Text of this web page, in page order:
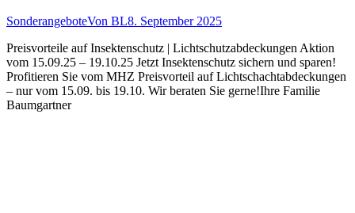
SonderangeboteVon BL8. September 2025
Preisvorteile auf Insektenschutz | Lichtschutzabdeckungen Aktion
vom 15.09.25 – 19.10.25 Jetzt Insektenschutz sichern und sparen!
Profitieren Sie vom MHZ Preisvorteil auf Lichtschachtabdeckungen
– nur vom 15.09. bis 19.10. Wir beraten Sie gerne!Ihre Familie
Baumgartner